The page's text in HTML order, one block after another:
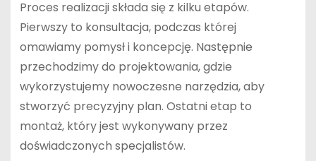
Proces realizacji składa się z kilku etapów.
Pierwszy to konsultacja, podczas której
omawiamy pomysł i koncepcję. Następnie
przechodzimy do projektowania, gdzie
wykorzystujemy nowoczesne narzędzia, aby
stworzyć precyzyjny plan. Ostatni etap to
montaż, który jest wykonywany przez
doświadczonych specjalistów.